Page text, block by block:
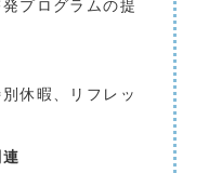
プログラムの提
休暇、リフレッ